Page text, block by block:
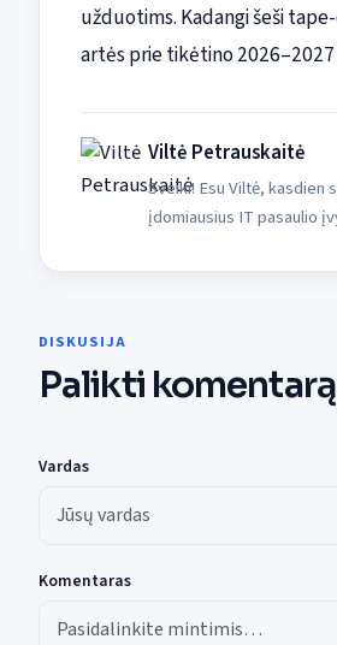
užduotims. Kadangi šeši
artės prie tikėtino
Viltė Petrauskaitė
Sveiki! Esu Viltė, kasdien
įdomiausius IT pasaulio
DISKUSIJA
Palikti komentarą
Vardas
Komentaras